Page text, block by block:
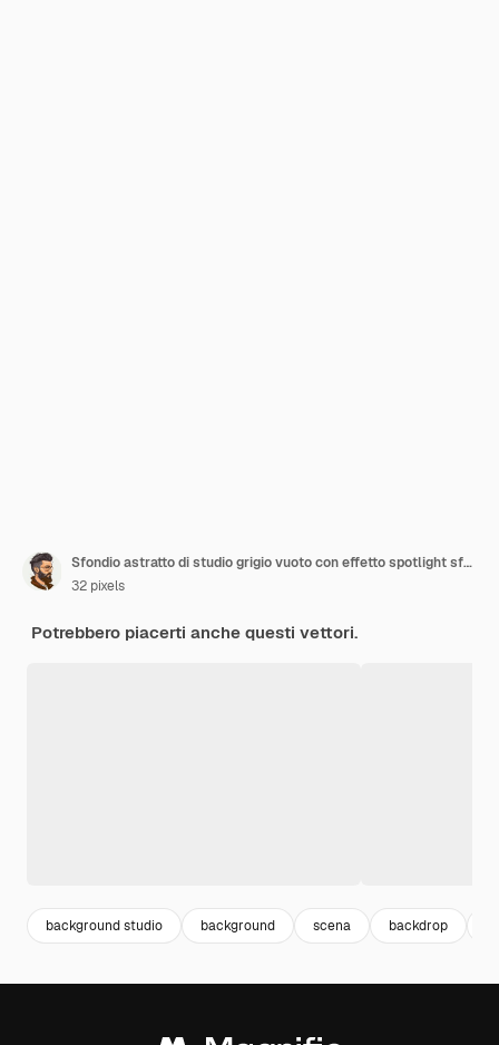
Sfondio astratto di studio grigio vuoto con effetto spotlight sfondo di vetrina del prodotto
32 pixels
Potrebbero piacerti anche questi vettori.
background studio background scena backdrop